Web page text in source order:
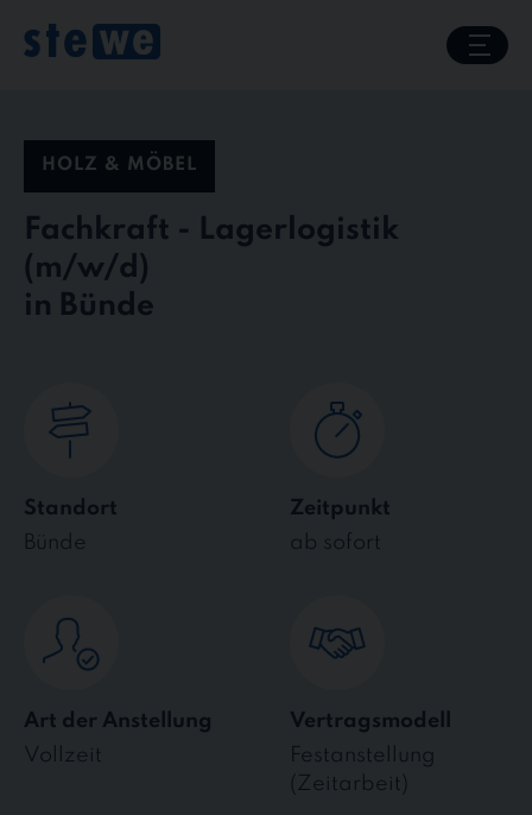
content
HOLZ & MÖBEL
Fachkraft - Lagerlogistik
in Bünde
Standort
Bünde
Zeitpunkt
ab sofort
Art der Anstellung
Vollzeit
Vertragsmodell
Festanstellung
(Zeitarbeit)